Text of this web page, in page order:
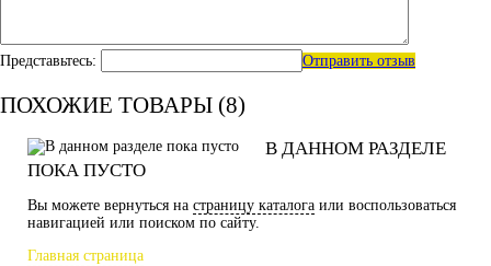
Представьтесь: Отправить отзыв
ПОХОЖИЕ ТОВАРЫ (8)
В ДАННОМ РАЗДЕЛЕ
ПОКА ПУСТО
Вы можете вернуться на страницу каталога или воспользоваться
навигацией или поиском по сайту.
Главная страница